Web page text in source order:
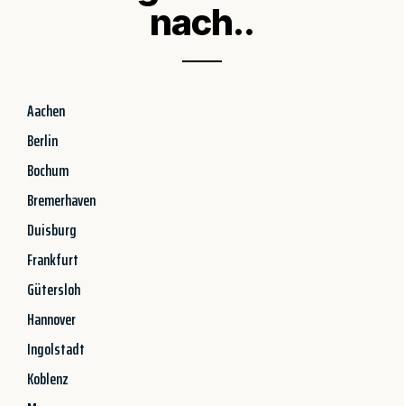
nach..
Aachen
Berlin
Bochum
Bremerhaven
Duisburg
Frankfurt
Gütersloh
Hannover
Ingolstadt
Koblenz